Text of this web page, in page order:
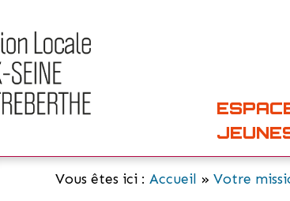
Vous êtes ici : Accueil » Votre